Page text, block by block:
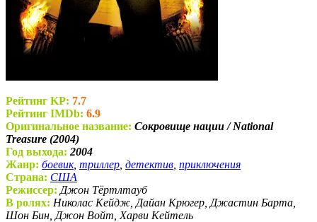
Рейтинг KP: 7.7
Рейтинг IMDb: 6.9
Оригинальное название: Сокровище нации / National
Treasure (2004)
Год выхода: 2004
Жанр: боевик, триллер детектив приключения
Страна: США
Режиссер: Джон Тёртлтауб
В ролях: Николас Кейдж, Дайан Крюгер, Джастин Барта,
Шон Бин, Джон Войт, Харви Кейтель